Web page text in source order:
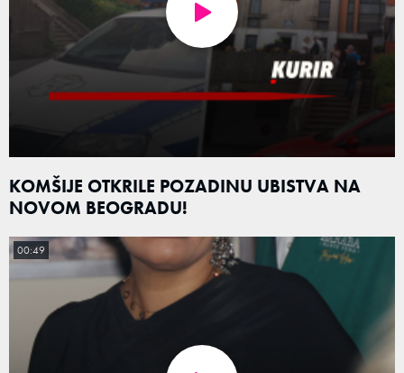
KOMŠIJE OTKRILE POZADINU UBISTVA NA
NOVOM BEOGRADU!
00:49